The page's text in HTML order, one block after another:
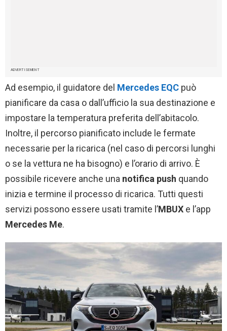
ADVERTISEMENT
Ad esempio, il guidatore del Mercedes EQC può
pianificare da casa o dall’ufficio la sua destinazione e
impostare la temperatura preferita dell’abitacolo.
Inoltre, il percorso pianificato include le fermate
necessarie per la ricarica (nel caso di percorsi lunghi
o se la vettura ne ha bisogno) e l’orario di arrivo. È
possibile ricevere anche una notifica push quando
inizia e termine il processo di ricarica. Tutti questi
servizi possono essere usati tramite l’MBUX e l’app
Mercedes Me.